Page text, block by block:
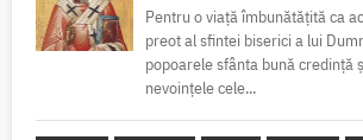
Pentru o viață îmbunătățită ca
preot al sfintei biserici a lui
popoarele sfânta bună credință
nevoințele cele...